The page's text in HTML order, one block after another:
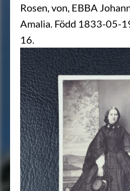
Rosen, von, EBBA
Amalia. Född 1833-05-
16.